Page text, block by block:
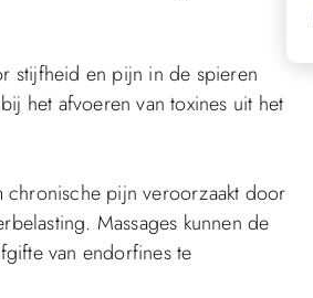
stijfheid en pijn in de spieren
het afvoeren van toxines uit het
chronische pijn veroorzaakt door
Massages kunnen de
van endorfines te